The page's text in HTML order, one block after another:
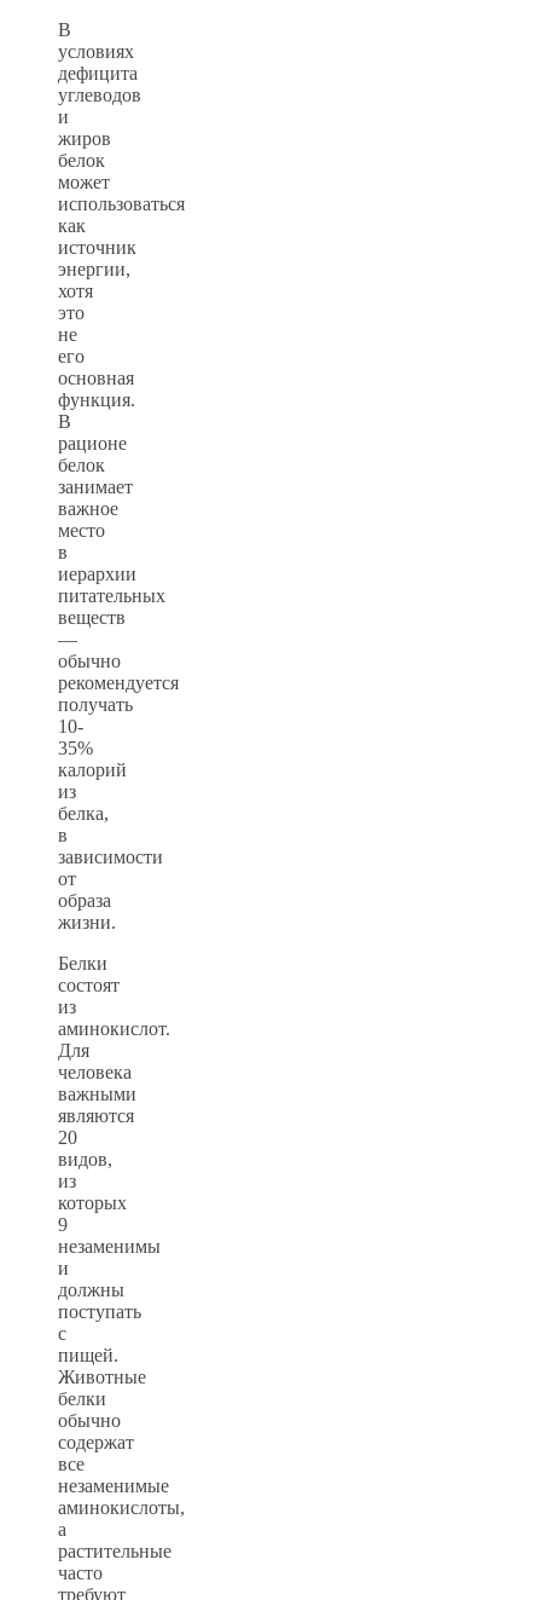
В
условиях
дефицита
углеводов
и
жиров
белок
может
использоваться
как
источник
энергии,
хотя
это
не
его
основная
функция.
В
рационе
белок
занимает
важное
место
в
иерархии
питательных
веществ
—
обычно
рекомендуется
получать
10-
35%
калорий
из
белка,
в
зависимости
от
образа
жизни.
Белки
состоят
из
аминокислот.
Для
человека
важными
являются
20
видов,
из
которых
9
незаменимы
и
должны
поступать
с
пищей.
Животные
белки
обычно
содержат
все
незаменимые
аминокислоты,
а
растительные
часто
требуют